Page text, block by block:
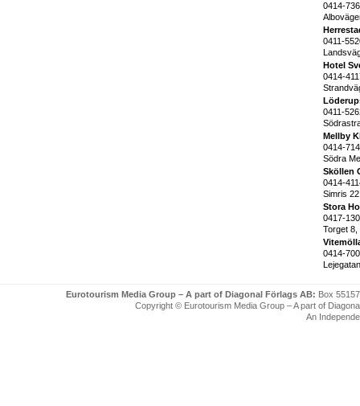
0414-
0411-
Hotel
0414-
0411-
Mellby
0414-
Södra
Sköllen
0414-
Simris
Stora
0417-
Torget 8,
0414-
Eurotourism Media Group – A part of Diagonal Förlags AB: Box
Copyright © Eurotourism Media Group – A part of
An